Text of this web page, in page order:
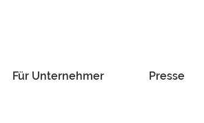
Für Unternehmer Presse